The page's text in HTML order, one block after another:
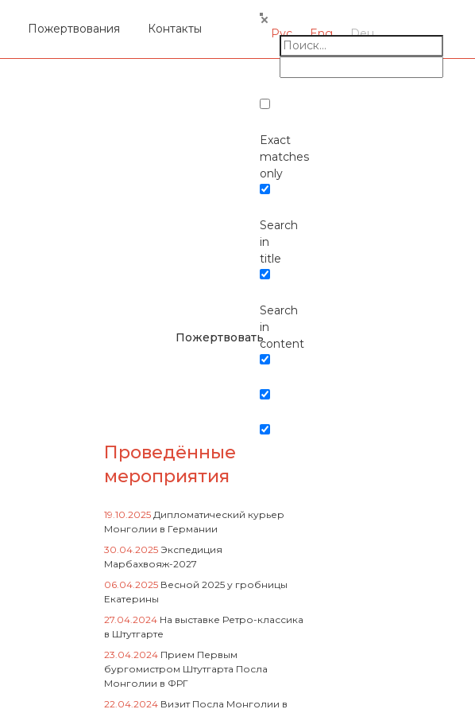
Пожертвования Контакты
Exact
matches
only
Search
in
title
Search
in
content
Рус Eng Deu
Окажите поддержку
русcким проектам в
Пожертвовать
Проведённые
мероприятия
19.10.2025 Дипломатический курьер
Монголии в Германии
30.04.2025 Экспедиция
Марбахвояж-2027
06.04.2025 Весной 2025 у гробницы
Екатерины
27.04.2024 На выставке Ретро-классика
в Штутгарте
23.04.2024 Прием Первым
бургомистром Штутгарта Посла
Монголии в ФРГ
22.04.2024 Визит Посла Монголии в